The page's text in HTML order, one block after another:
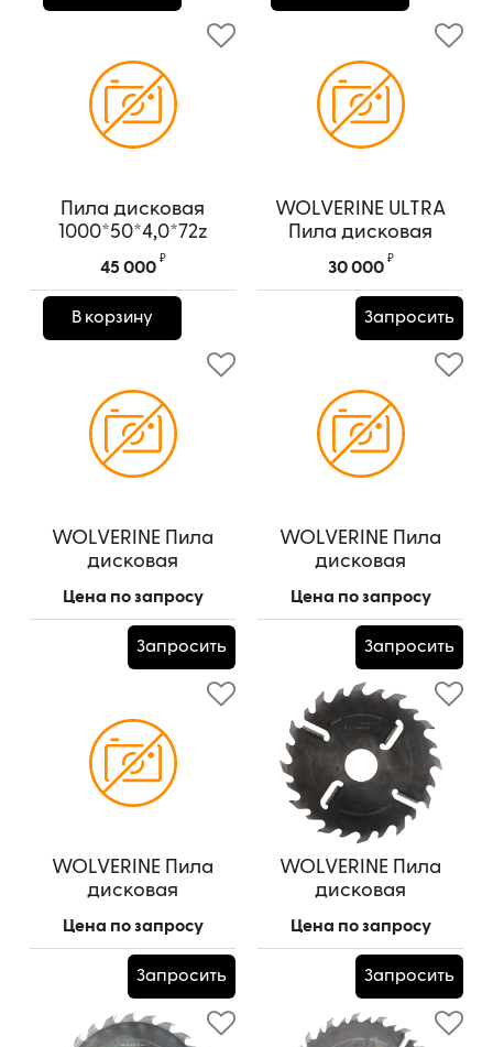
Пила дисковая
1000*50*4,0*72z
1000*50*4,0*72z
45 000
₽
В корзину
WOLVERINE ULTRA
Пила дисковая
800*50*5,0/7,0/36z+8
30 000
₽
Запросить
WOLVERINE Пила
дисковая
(шпон. паз 11*5,5 мм-2
шт., под 180 град.)
Цена по запросу
Запросить
WOLVERINE Пила
дисковая
Цена по запросу
Запросить
WOLVERINE Пила
дисковая
WZ (шпон. паз 13,5*7,5
- 4 шт. под 90 гр.)
Цена по запросу
Запросить
WOLVERINE Пила
дисковая
WZ
350*50*2,8/4,2/(12z+12)+4
WZ
Цена по запросу
Запросить